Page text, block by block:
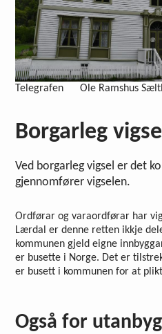
Telegrafen Ole Ramshus
Borgarleg
Ved borgarleg vigsel er det
gjennomfører vigselen.
Ordførar og varaordførar har
Lærdal er denne retten ikkje
kommunen gjeld eigne
er busette i Norge. Det er
er busett i kommunen for at
Også for